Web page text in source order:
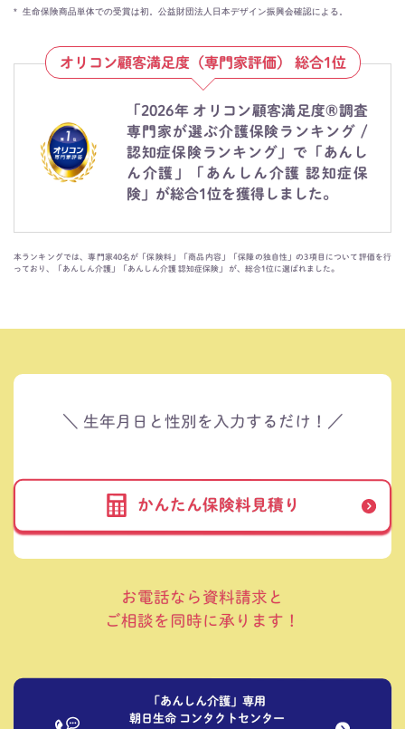
* 生命保険商品単体での受賞は初。公益財団法人日本デザイン振興会確認による。
オリコン顧客満足度（専門家評価） 総合1位
「2026年 オリコン顧客満足度®調査
専門家が選ぶ介護保険ランキング /
認知症保険ランキング」で「あんし
ん介護」「あんしん介護 認知症保
険」が総合1位を獲得しました。
本ランキングでは、専門家40名が「保険料」「商品内容」「保障の独自性」の3項目について評価を行
っており、「あんしん介護」「あんしん介護 認知症保険」 が、総合1位に選ばれました。
＼ 生年月日と性別を入力するだけ！／
かんたん保険料見積り
お電話なら資料請求と
ご相談を同時に承ります！
「あんしん介護」専用
朝日生命 コンタクトセンター